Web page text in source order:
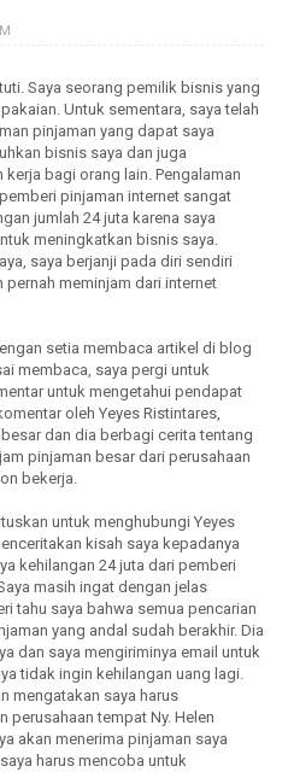
Saya seorang pemilik bisnis yang
Untuk sementara, saya telah
pinjaman yang dapat saya
bisnis saya dan juga
bagi orang lain. Pengalaman
pinjaman internet sangat
jumlah 24 juta karena saya
meningkatkan bisnis saya.
saya berjanji pada diri sendiri
pernah meminjam dari internet
setia membaca artikel di blog
membaca, saya pergi untuk
untuk mengetahui pendapat
oleh Yeyes Ristintares,
dan dia berbagi cerita tentang
pinjaman besar dari perusahaan
bekerja.
untuk menghubungi Yeyes
kisah saya kepadanya
kehilangan 24 juta dari pemberi
masih ingat dengan jelas
tahu saya bahwa semua pencarian
yang andal sudah berakhir. Dia
dan saya mengiriminya email untuk
tidak ingin kehilangan uang lagi.
mengatakan saya harus
perusahaan tempat Ny. Helen
akan menerima pinjaman saya
harus mencoba untuk